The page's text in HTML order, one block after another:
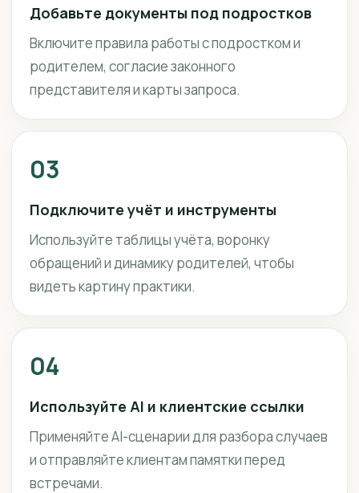
Добавьте документы под подростков
Включите правила работы с подростком и
родителем, согласие законного
представителя и карты запроса.
03
Подключите учёт и инструменты
Используйте таблицы учёта, воронку
обращений и динамику родителей, чтобы
видеть картину практики.
04
Используйте AI и клиентские ссылки
Применяйте AI-сценарии для разбора случаев
и отправляйте клиентам памятки перед
встречами.